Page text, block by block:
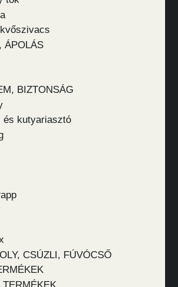
ÁPOLÁS
BIZTONSÁG
és kutyariasztó
CSÚZLI, FÚVÓCSŐ
TERMÉKEK